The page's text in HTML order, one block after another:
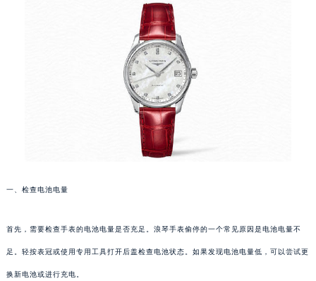
一、检查电池电量
首先，需要检查手表的电池电量是否充足。浪琴手表偷停的一个常见原因是电池电量不
足。轻按表冠或使用专用工具打开后盖检查电池状态。如果发现电池电量低，可以尝试更
换新电池或进行充电。